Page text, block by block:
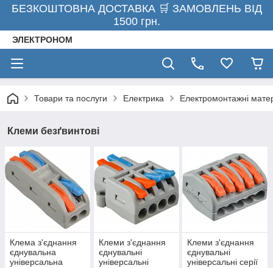
БЕЗКОШТОВНА ДОСТАВКА 🛒 ЗАМОВЛЕНЬ ВІД
1500 грн.
ЭЛЕКТРОНОМ
Товари та послуги Електрика Електромонтажні
Клеми безґвинтові
Клема з'єднання
єднувальна
універсальна
Клеми з'єднання
єднувальні
універсальні
Клеми з'єднання
єднувальні
універсальні серії